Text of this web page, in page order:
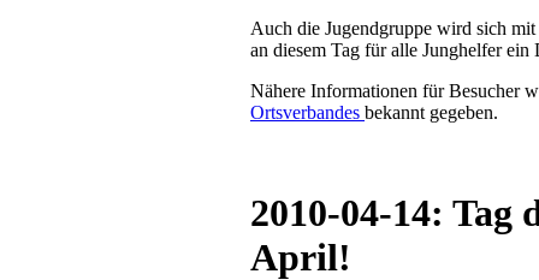
Auch die Jugendgruppe wird sich
an diesem Tag für alle Junghelfer
Nähere Informationen für Besucher
Ortsverbandes bekannt gegeben.
2010-04-14: Tag
April!